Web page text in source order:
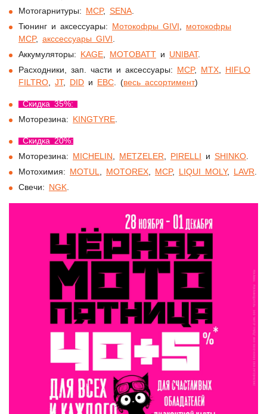
Мотогарнитуры: MCP, SENA
Тюнинг и аксессуары: Мотокофры GIVI
мотокофры
MCP, aкссессуары GIVI
Аккумуляторы: KAGE MOTOBATT и UNIBAT
Расходники, зап. части и аксессуары: MCP, MTX
HIFLO
FILTRO
JT DID и EBC . (весь ассортимент)
Скидка 35%:
Моторезина: K INGTYRE
Скидка 20%:
Моторезина: MICHELIN METZELER PIRELLI и SHINKO
Мотохимия: MOTUL MOTOREX MCP, LIQUI MOLY, LAVR
Свечи: NGK